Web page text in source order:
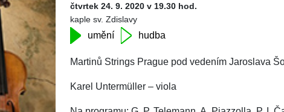
čtvrtek 24. 9. 2020 v 19.30 hod.
kaple sv. Zdislavy
umění hudba
Martinů Strings Prague pod vedením Jaroslava
Karel Untermüller – viola